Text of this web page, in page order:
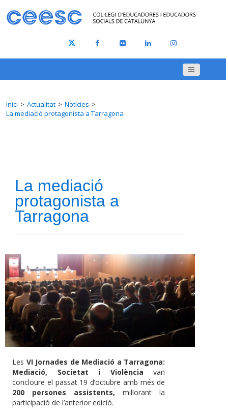
Inici Actualitat
Notícies
La mediació protagonista a Tarragona
La mediació
protagonista a
Tarragona
Les VI Jornades de Mediació a Tarragona:
Mediació, Societat i Violència van
concloure el passat 19 d’octubre amb més de
200 persones assistents, millorant la
participació de l’anterior edició.